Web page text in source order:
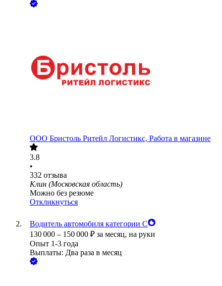
ООО Бристоль Ритейл Логистикс, Работа в магазине
3.8
•
332 отзыва
Клин (Московская область)
Можно без резюме
Откликнуться
Водитель автомобиля категории С
130 000 – 150 000 ₽ за месяц, на руки
Опыт 1-3 года
Выплаты: Два раза в месяц